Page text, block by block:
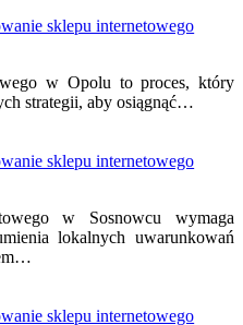
sklepu internetowego
w Opolu to proces, który
strategii, aby osiągnąć…
sklepu internetowego
w Sosnowcu wymaga
lokalnych uwarunkowań
sklepu internetowego